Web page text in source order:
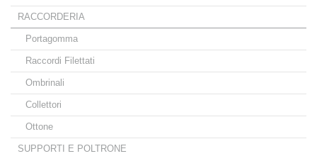
RACCORDERIA
Portagomma
Raccordi Filettati
Ombrinali
Collettori
Ottone
SUPPORTI E POLTRONE